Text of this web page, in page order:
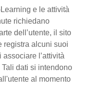
e le attività
richiedano
dell’utente, il sito
registra alcuni suoi
l’attività
Tali dati si intendono
al momento